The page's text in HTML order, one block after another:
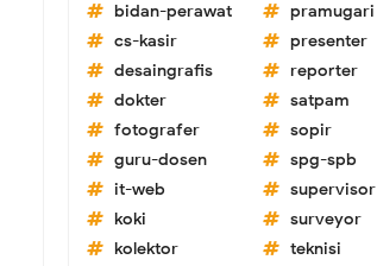
bidan-perawat
cs-kasir
desaingrafis
dokter
fotografer
guru-dosen
it-web
koki
kolektor
pramugari
presenter
reporter
satpam
sopir
spg-spb
supervisor
surveyor
teknisi